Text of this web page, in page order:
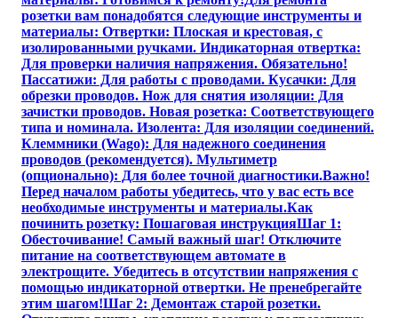
розетки вам понадобятся следующие инструменты и
материалы: Отвертки: Плоская и крестовая, с
изолированными ручками. Индикаторная отвертка:
Для проверки наличия напряжения. Обязательно!
Пассатижи: Для работы с проводами. Кусачки: Для
обрезки проводов. Нож для снятия изоляции: Для
зачистки проводов. Новая розетка: Соответствующего
типа и номинала. Изолента: Для изоляции соединений.
Клеммники (Wago): Для надежного соединения
проводов (рекомендуется). Мультиметр
(опционально): Для более точной диагностики.Важно!
Перед началом работы убедитесь, что у вас есть все
необходимые инструменты и материалы.Как
починить розетку: Пошаговая инструкцияШаг 1:
Обесточивание! Самый важный шаг! Отключите
питание на соответствующем автомате в
электрощите. Убедитесь в отсутствии напряжения с
помощью индикаторной отвертки. Не пренебрегайте
этим шагом!Шаг 2: Демонтаж старой розетки.